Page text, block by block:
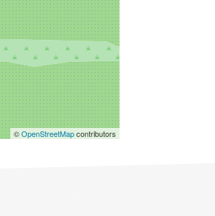
©OpenStreetMapcontributors